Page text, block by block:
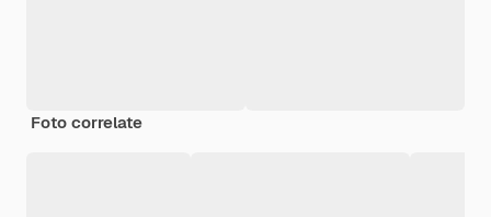
Foto correlate